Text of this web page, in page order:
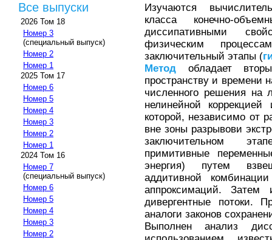
Все выпуски
2026 Том 18
Номер 3
(специальный выпуск)
Номер 2
Номер 1
2025 Том 17
Номер 6
Номер 5
Номер 4
Номер 3
Номер 2
Номер 1
2024 Том 16
Номер 7
(специальный выпуск)
Номер 6
Номер 5
Номер 4
Номер 3
Номер 2
Изучаются
класса конечно-
диссипативными
физическим
заключительный этапы (
Метод обладает
пространству и времени
численного решения на
нелинейной коррекцией
которой, независимо от
вне зоны разрывови
заключительном
примитивные
энергия) путем
аддитивной
аппроксимаций.
дивергентные потоки.
аналоги законов
Выполнен анализ